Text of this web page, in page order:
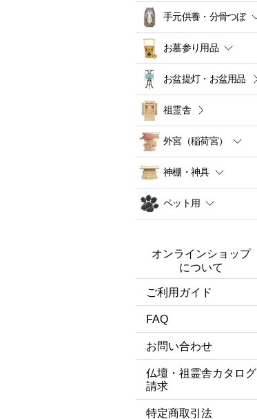
手元供養・分骨つぼ
お墓参り用品
お盆提灯・お盆用品
祖霊舎
外宮（稲荷宮）
神棚・神具
ペット用
オンラインショップ
について
ご利用ガイド
FAQ
お問い合わせ
仏壇・祖霊舎カタログ
請求
特定商取引法